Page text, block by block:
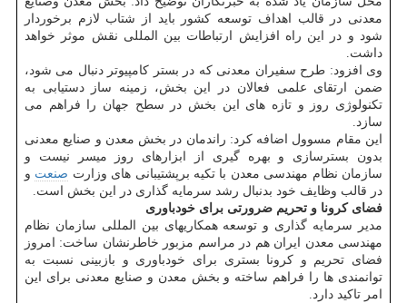
معدنی در قالب اهداف توسعه کشور باید از شتاب لازم برخوردار
شود و در این راه افزایش ارتباطات بین المللی نقش موثر خواهد
داشت.
وی افزود: طرح سفیران معدنی که در بستر کامپیوتر دنبال می شود،
ضمن ارتقای علمی فعالان در این بخش، زمینه ساز دستیابی به
تکنولوژی روز و تازه های این بخش در سطح جهان را فراهم می
سازد.
این مقام مسوول اضافه کرد: راندمان در بخش معدن و صنایع معدنی
بدون بسترسازی و بهره گیری از ابزارهای روز میسر نیست و
سازمان نظام مهندسی معدن با تکیه برپشتیبانی های وزارت صنعت و
در قالب وظایف خود بدنبال رشد سرمایه گذاری در این بخش است.
فضای کرونا و تحریم ضرورتی برای خودباوری
مدیر سرمایه گذاری و توسعه همکاریهای بین المللی سازمان نظام
مهندسی معدن ایران هم در مراسم مزبور خاطرنشان ساخت: امروز
فضای تحریم و کرونا بستری برای خودباوری و بازبینی نسبت به
توانمندی ها را فراهم ساخته و بخش معدن و صنایع معدنی برای این
امر تاکید دارد.